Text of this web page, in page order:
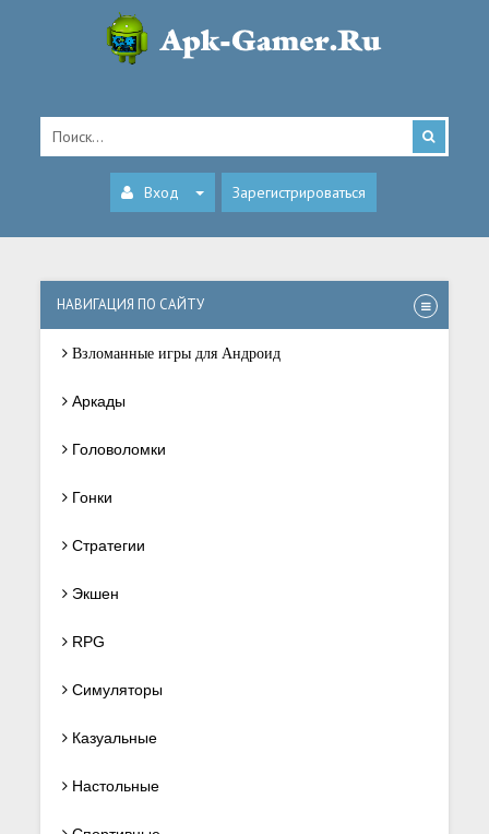
Вход Зарегистрироваться
НАВИГАЦИЯ ПО САЙТУ
Взломанные игры для Андроид
Аркады
Головоломки
Гонки
Стратегии
Экшен
RPG
Симуляторы
Казуальные
Настольные